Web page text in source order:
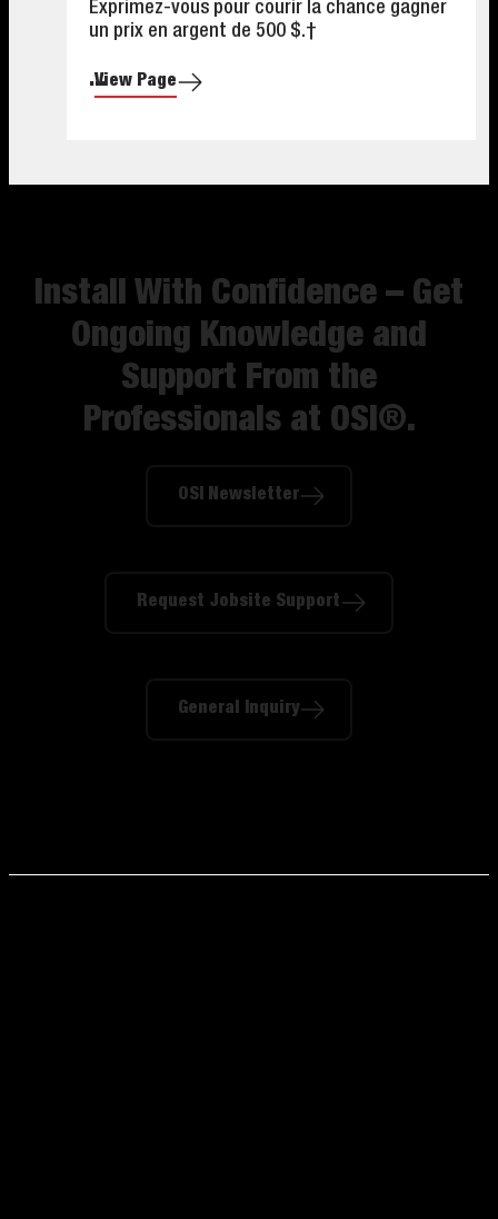
Exprimez-vous pour courir la chance gagner
un prix en argent de 500 $.†
...
View Page
Install With Confidence – Get
Ongoing Knowledge and
Support From the
Professionals at OSI®.​
OSI Newsletter
Request Jobsite Support
General Inquiry